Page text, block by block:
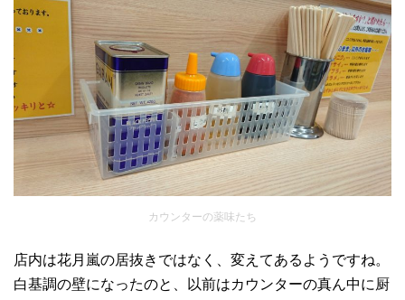
カウンターの薬味たち
店内は花月嵐の居抜きではなく、変えてあるようですね。
白基調の壁になったのと、以前はカウンターの真ん中に厨